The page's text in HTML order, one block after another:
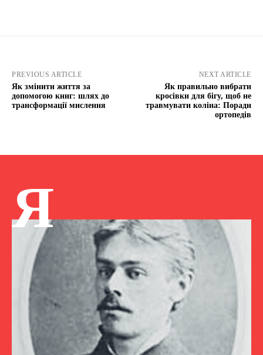
PREVIOUS ARTICLE
Як змінити життя за
допомогою книг: шлях до
трансформації мислення
NEXT ARTICLE
Як правильно вибрати
кросівки для бігу, щоб не
травмувати коліна: Поради
ортопедів
Я